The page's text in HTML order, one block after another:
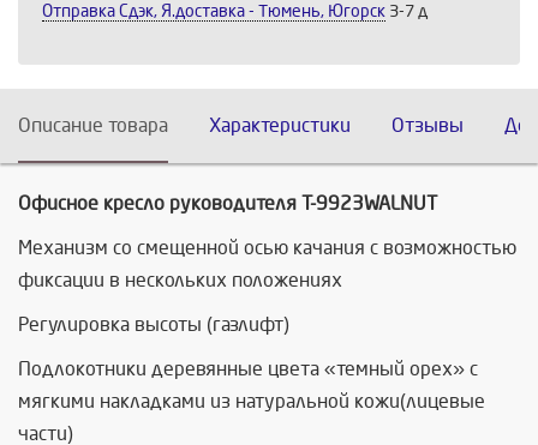
Отправка Сдэк, Я.доставка - Тюмень, Югорск 3-7 д
Описание товара Характеристики Отзывы
Офисное кресло руководителя Т-9923WALNUT
Механизм со смещенной осью качания с возможностью
фиксации в нескольких положениях
Регулировка высоты (газлифт)
Подлокотники деревянные цвета «темный орех» с
мягкими накладками из натуральной кожи(лицевые
части)